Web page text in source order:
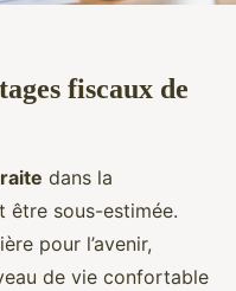
fiscaux de
dans la
être sous-estimée.
pour l’avenir,
de vie confortable